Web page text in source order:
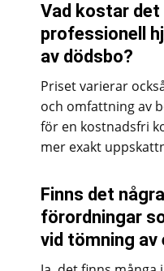
Vad kostar
professionell
av dödsbo?
Priset varierar
och omfattning av
för en kostnadsfri
mer exakt
Finns det
förordningar
vid tömning